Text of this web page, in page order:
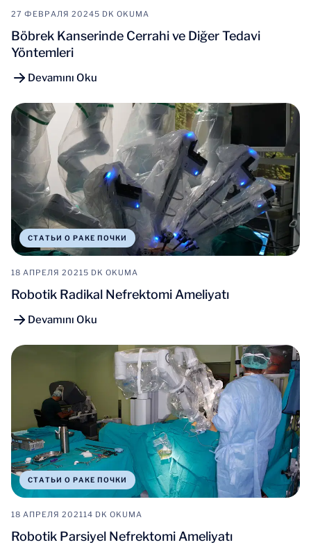
27 ФЕВРАЛЯ 20245 DK OKUMA
Böbrek Kanserinde Cerrahi ve Diğer Tedavi
Yöntemleri
Devamını Oku
СТАТЬИ О РАКЕ ПОЧКИ
18 АПРЕЛЯ 20215 DK OKUMA
Robotik Radikal Nefrektomi Ameliyatı
Devamını Oku
СТАТЬИ О РАКЕ ПОЧКИ
18 АПРЕЛЯ 202114 DK OKUMA
Robotik Parsiyel Nefrektomi Ameliyatı